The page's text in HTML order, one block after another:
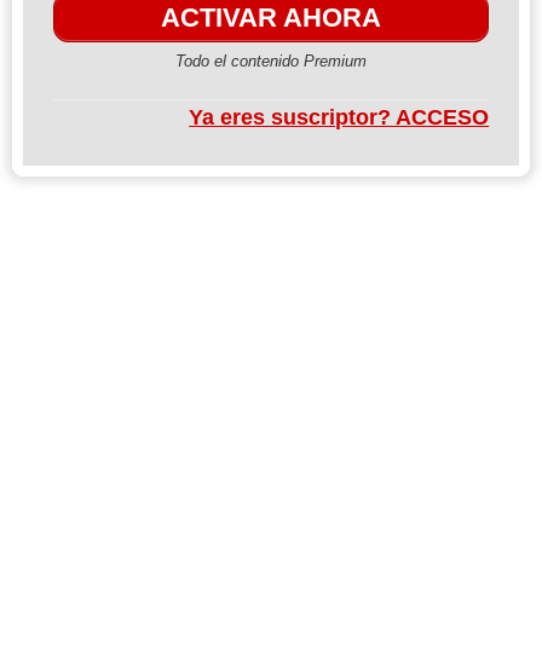
ACTIVAR AHORA
Todo el contenido Premium
Ya eres suscriptor? ACCESO